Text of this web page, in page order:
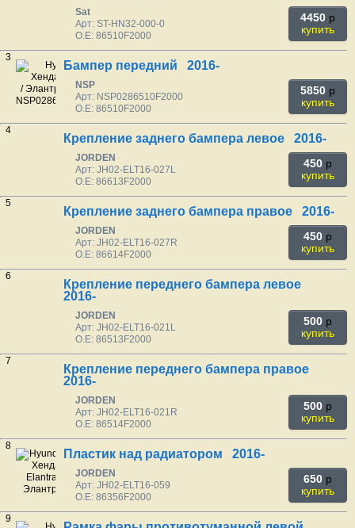
Sat
Арт: ST-HN32-000-0
O.E: 86510F2000
4450 p
купить
3
Бампер передний 2016-
NSP
Арт: NSP0286510F2000
O.E: 86510F2000
5850 p
купить
4
Крепление заднего бампера левое 2016-
JORDEN
Арт: JH02-ELT16-027L
O.E: 86613F2000
450 p
купить
5
Крепление заднего бампера правое 2016-
JORDEN
Арт: JH02-ELT16-027R
O.E: 86614F2000
450 p
купить
6
Крепление переднего бампера левое
2016-
JORDEN
Арт: JH02-ELT16-021L
O.E: 86513F2000
500 p
купить
7
Крепление переднего бампера правое
2016-
JORDEN
Арт: JH02-ELT16-021R
O.E: 86514F2000
500 p
купить
8
Пластик над радиатором 2016-
JORDEN
Арт: JH02-ELT16-059
O.E: 86356F2000
650 p
купить
9